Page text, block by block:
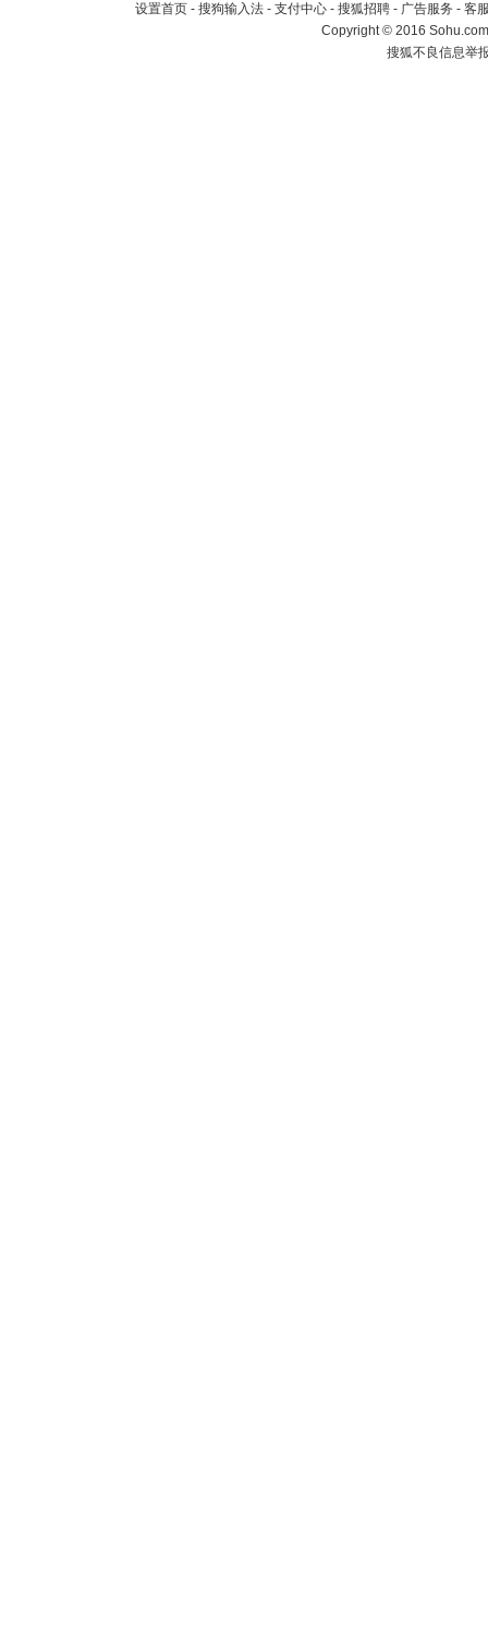
设置首页 - 搜狗输入法 - 支付中心 - 搜狐招聘 - 广告服务 - 客
Copyright©2016
搜狐不良信息举